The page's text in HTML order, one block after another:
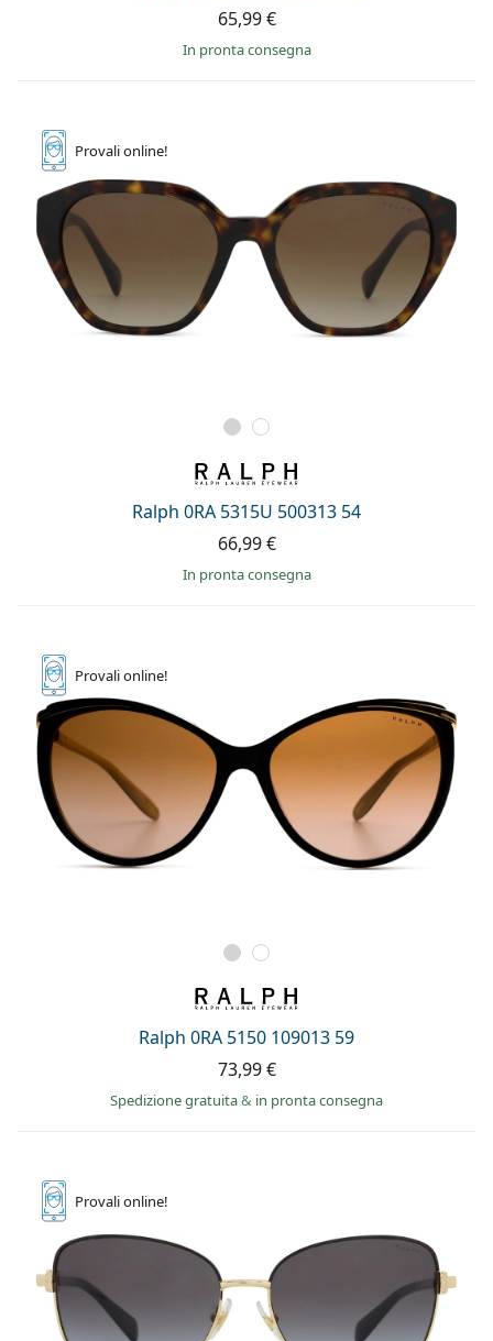
65,99 €
in pronta consegna
Provalionline!
Ralph 0RA 5315U 500313 54
66,99 €
in pronta consegna
Provalionline!
Ralph 0RA 5150 109013 59
73,99 €
Spedizione gratuita& in pronta consegna
Provalionline!